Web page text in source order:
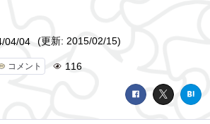
コメント 116
04/04 (更新: 2015/02/15)